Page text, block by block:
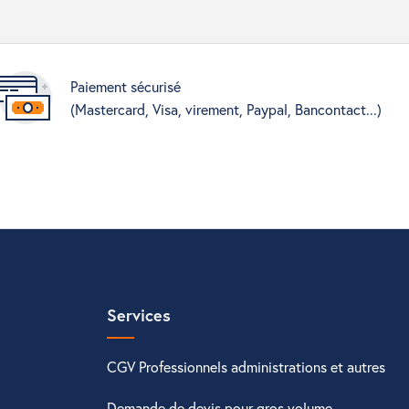
Paiement sécurisé
(Mastercard, Visa, virement, Paypal, Bancontact...)
Services
CGV Professionnels administrations et autres